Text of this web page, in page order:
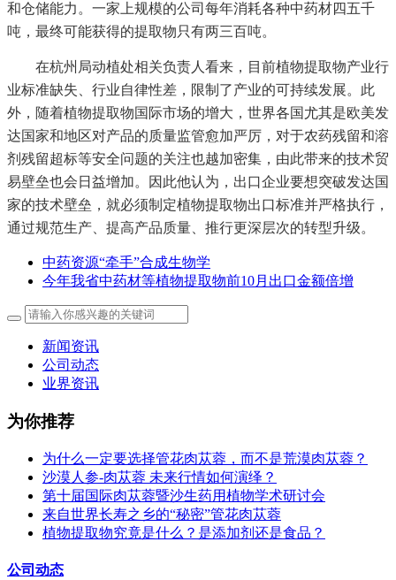
和仓储能力。一家上规模的公司每年消耗各种中药材四五千
吨，最终可能获得的提取物只有两三百吨。
在杭州局动植处相关负责人看来，目前植物提取物产业行
业标准缺失、行业自律性差，限制了产业的可持续发展。此
外，随着植物提取物国际市场的增大，世界各国尤其是欧美发
达国家和地区对产品的质量监管愈加严厉，对于农药残留和溶
剂残留超标等安全问题的关注也越加密集，由此带来的技术贸
易壁垒也会日益增加。因此他认为，出口企业要想突破发达国
家的技术壁垒，就必须制定植物提取物出口标准并严格执行，
通过规范生产、提高产品质量、推行更深层次的转型升级。
中药资源“牵手”合成生物学
今年我省中药材等植物提取物前10月出口金额倍增
新闻资讯
公司动态
业界资讯
为你推荐
为什么一定要选择管花肉苁蓉，而不是荒漠肉苁蓉？
沙漠人参-肉苁蓉 未来行情如何演绎？
第十届国际肉苁蓉暨沙生药用植物学术研讨会
来自世界长寿之乡的“秘密”管花肉苁蓉
植物提取物究竟是什么？是添加剂还是食品？
公司动态